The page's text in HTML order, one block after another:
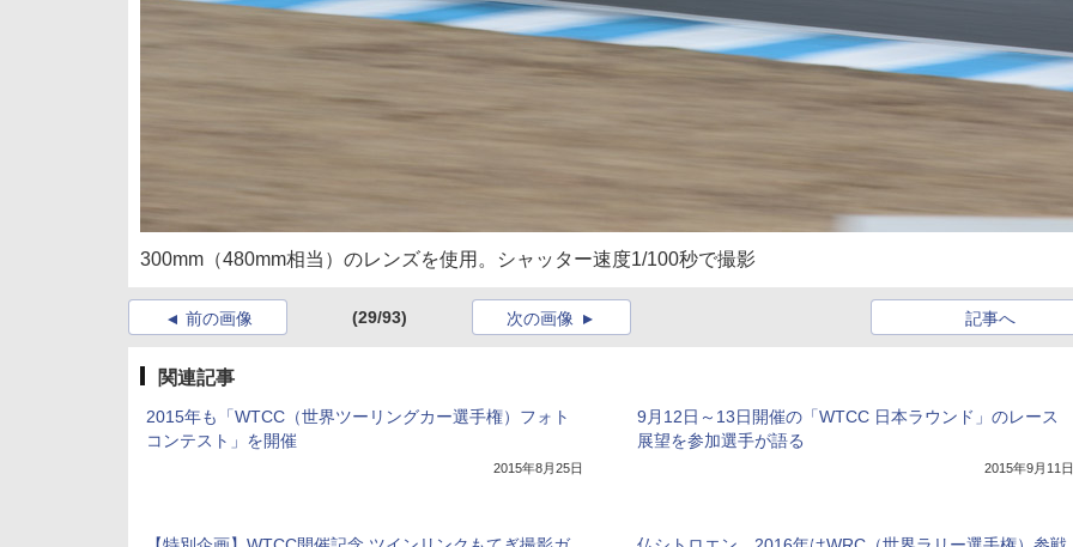
300mm（480mm相当）のレンズを使用。シャッター速度1/100秒で撮影
前の画像 (29/93) 記事へ
次の画像
関連記事
2015年も「WTCC（世界ツーリングカー選手権）フォト
コンテスト」を開催
2015年8月25日
9月12日～13日開催の「WTCC 日本ラウンド」のレース
展望を参加選手が語る
2015年9月11日